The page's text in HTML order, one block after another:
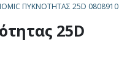
ΠΥΚΝΌΤΗΤΑΣ 25D 0808910
25D